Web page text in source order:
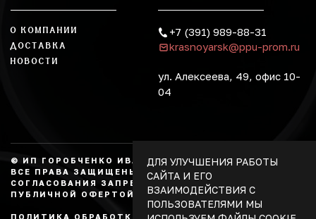
О КОМПАНИИ
ДОСТАВКА
НОВОСТИ
+7 (391) 989-88-31
krasnoyarsk@ppu-prom.ru
ул. Алексеева, 49, офис 10-
04
© ИП ГОРОБЧЕНКО ИВАН АЛЕКСАНДРОВИЧ, 2026.
ВСЕ ПРАВА ЗАЩИЩЕНЫ, КОПИРОВАНИЕ БЕЗ
СОГЛАСОВАНИЯ ЗАПРЕЩЕНО. НЕ ЯВЛЯЕТСЯ
ПУБЛИЧНОЙ ОФЕРТОЙ.
ПОЛИТИКА ОБРАБОТКИ ПЕРСОНАЛЬНЫХ ДАННЫХ
ДЛЯ УЛУЧШЕНИЯ РАБОТЫ
САЙТА И ЕГО
ВЗАИМОДЕЙСТВИЯ С
ПОЛЬЗОВАТЕЛЯМИ МЫ